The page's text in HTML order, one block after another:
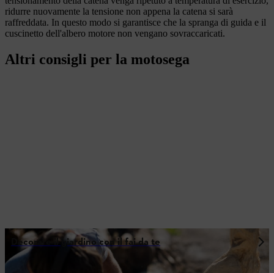
ridurre nuovamente la tensione non appena la catena si sarà
raffreddata. In questo modo si garantisce che la spranga di guida e il
cuscinetto dell'albero motore non vengano sovraccaricati.
Altri consigli per la motosega
Decorare il giardino con il fai da te